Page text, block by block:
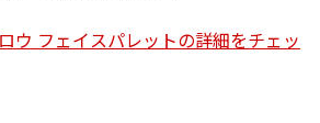
ウ フェイスパレットの詳細をチェッ